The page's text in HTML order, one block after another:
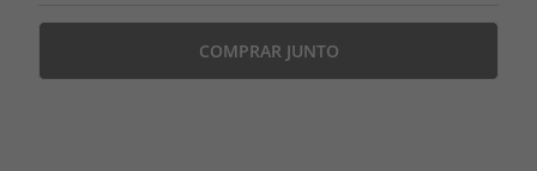
COMPRAR JUNTO